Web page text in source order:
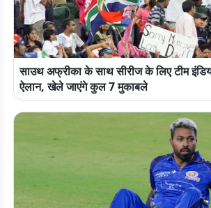
साउथ अफ्रीका के साथ सीरीज के लिए टीम
ऐलान, खेले जाएंगे कुल 7 मुकाबले